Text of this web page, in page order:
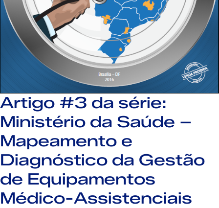
Artigo #3 da série:
Ministério da Saúde –
Mapeamento e
Diagnóstico da Gestão
de Equipamentos
Médico-Assistenciais